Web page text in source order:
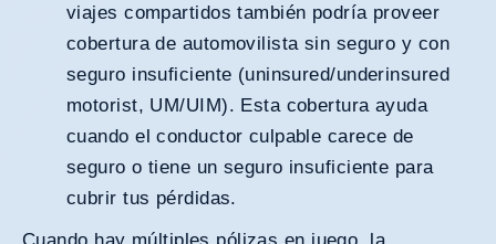
viajes compartidos también podría proveer
cobertura de automovilista sin seguro y con
seguro insuficiente (uninsured/underinsured
motorist, UM/UIM). Esta cobertura ayuda
cuando el conductor culpable carece de
seguro o tiene un seguro insuficiente para
cubrir tus pérdidas.